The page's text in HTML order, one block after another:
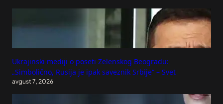
Ukrajinski mediji o poseti Zelenskog Beogradu:
„Simbolično, Rusija je ipak saveznik Srbije“ – Svet
avgust 7, 2026